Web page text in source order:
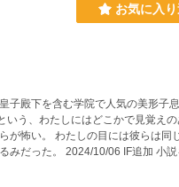
お気に入
子殿下を含む学院で人気の美形子
う、わたしにはどこかで見覚え
が怖い。 わたしの目には彼らは同